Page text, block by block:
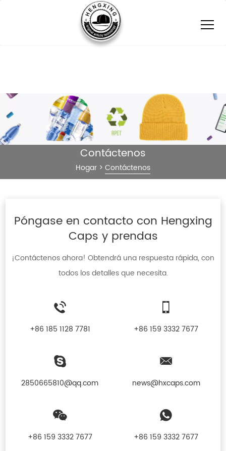
Contáctenos
Hogar > Contáctenos
Póngase en contacto con Hengxing
Caps y prendas
¡Contáctenos ahora! Obtendrá una respuesta rápida, con
todos los detalles que necesita.
+86 185 1128 7781 +86 159 3332 7677
2850665810@qq.com news@hxcaps.com
+86 159 3332 7677 +86 159 3332 7677